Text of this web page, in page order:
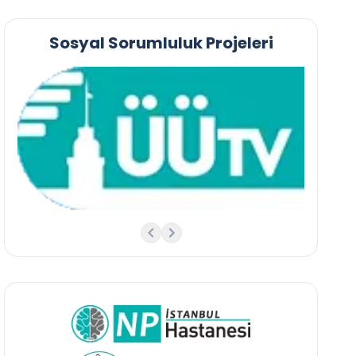
Sosyal Sorumluluk Projeleri